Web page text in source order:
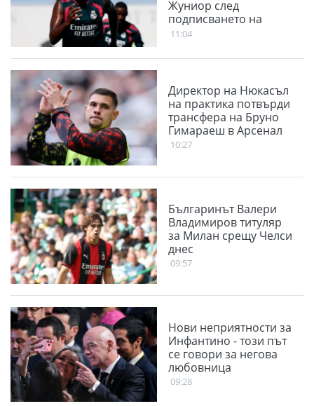
Жуниор след
подписването на
новия договор
11:04
Директор на Нюкасъл
на практика потвърди
трансфера на Бруно
Гимараеш в Арсенал
10:27
Българинът Валери
Владимиров титуляр
за Милан срещу Челси
днес
09:57
Нови неприятности за
Инфантино - този път
се говори за негова
любовница
09:28